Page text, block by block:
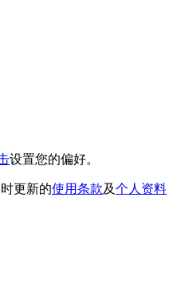
设置您的偏好。
更新的使用条款及个人资料